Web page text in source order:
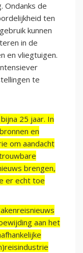
Ondanks de
ten
kunnen
in de
en vliegtuigen.
te
25 jaar. In
en
om aandacht
brengen,
er echt toe
aan het